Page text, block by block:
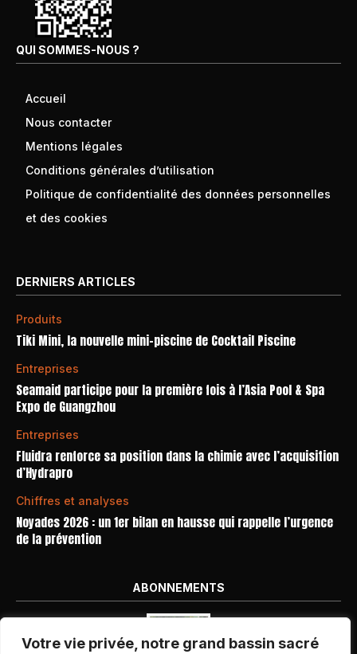
Votre vie privée, notre grand bassin sacré
QUI SOMMES-NOUS ?
Accueil
Nous contacter
Mentions légales
Conditions générales d’utilisation
Politique de confidentialité des données personnelles
et des cookies
DERNIERS ARTICLES
Produits
Tiki Mini, la nouvelle mini-piscine de Cocktail Piscine
Entreprises
Seamaid participe pour la première fois à l’Asia Pool & Spa
Expo de Guangzhou
Entreprises
Fluidra renforce sa position dans la chimie avec l’acquisition
d’Hydrapro
Chiffres et analyses
Noyades 2026 : un 1er bilan en hausse qui rappelle l’urgence
de la prévention
ABONNEMENTS